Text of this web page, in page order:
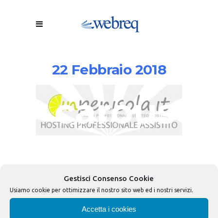
Gestisci Consenso Cookie
Usiamo cookie per ottimizzare il nostro sito web ed i nostri servizi.
Accetta i cookies
22 Febbraio 2018